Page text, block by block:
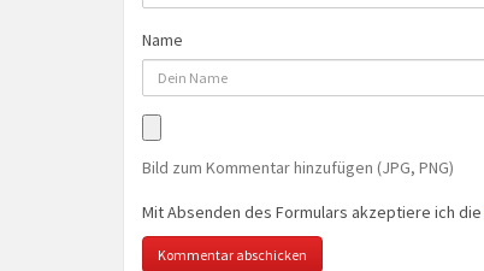
Name
Bild zum Kommentar hinzufügen (JPG, PNG)
Mit Absenden des Formulars akzeptiere ich die